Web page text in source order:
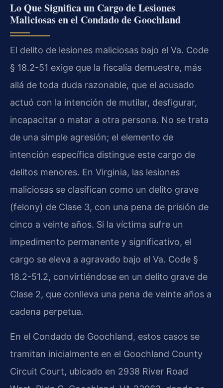
Lo Que Significa un Cargo de Lesiones
Maliciosas en el Condado de Goochland
El delito de lesiones maliciosas bajo el Va. Code
§ 18.2-51 exige que la fiscalía demuestre, más
allá de toda duda razonable, que el acusado
actuó con la intención de mutilar, desfigurar,
incapacitar o matar a otra persona. No se trata
de una simple agresión; el elemento de
intención específica distingue este cargo de
delitos menores. En Virginia, las lesiones
maliciosas se clasifican como un delito grave
(felony) de Clase 3, con una pena de prisión de
cinco a veinte años. Si la víctima sufre un
impedimento permanente y significativo, el
cargo se eleva a agravado bajo el Va. Code §
18.2-51.2, convirtiéndose en un delito grave de
Clase 2, que conlleva una pena de veinte años a
cadena perpetua.
En el Condado de Goochland, estos casos se
tramitan inicialmente en el Goochland County
Circuit Court, ubicado en 2938 River Road